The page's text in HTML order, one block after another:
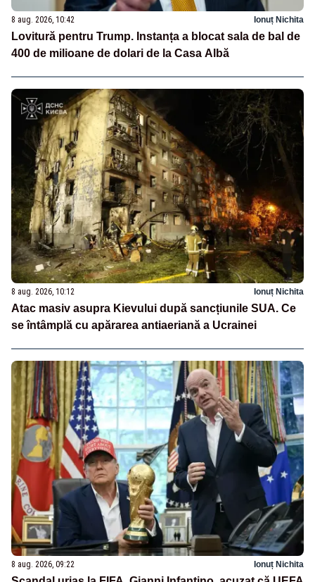
8 aug. 2026, 10:42 Ionuț Nichita
Lovitură pentru Trump. Instanța a blocat sala de bal de
400 de milioane de dolari de la Casa Albă
8 aug. 2026, 10:12 Ionuț Nichita
Atac masiv asupra Kievului după sancțiunile SUA. Ce
se întâmplă cu apărarea antiaeriană a Ucrainei
8 aug. 2026, 09:22 Ionuț Nichita